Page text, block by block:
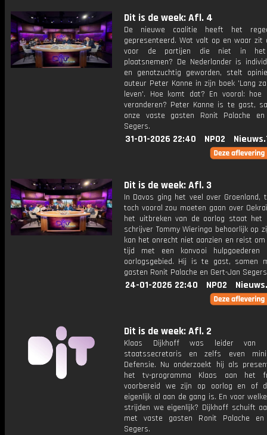
Dit is de week: Afl. 4
De nieuwe coalitie heeft het
gepresenteerd. Wat valt op en waar zit
voor de partijen die niet in het
plaatsnemen? De Nederlander is
en genotzuchtig geworden, stelt
auteur Peter Kanne in zijn boek 'Lang
leven'. Hoe komt dat? En vooral:
veranderen? Peter Kanne is te gast,
onze vaste gasten Ronit Palache en
Segers.
31-01-2026 22:40 NPO2
Dit is de week: Afl. 3
In Davos ging het veel over Groenland,
toch vooral zou moeten gaan over
het uitbreken van de oorlog staat het
schrijver Tommy Wieringa behoorlijk op
kan het onrecht niet aanzien en reist om
tijd met een konvooi hulpgoederen
oorlogsgebied. Hij is te gast, samen
gasten Ronit Palache en Gert-Jan
24-01-2026 22:40 NPO2
Dit is de week: Afl. 2
Klaas Dijkhoff was leider van
staatssecretaris en zelfs even
Defensie. Nu onderzoekt hij als
het tv-programma Klaas aan het
voorbereid we zijn op oorlog en of
eigenlijk al aan de gang is. En voor
strijden we eigenlijk? Dijkhoff schuift
met vaste gasten Ronit Palache en
Segers.